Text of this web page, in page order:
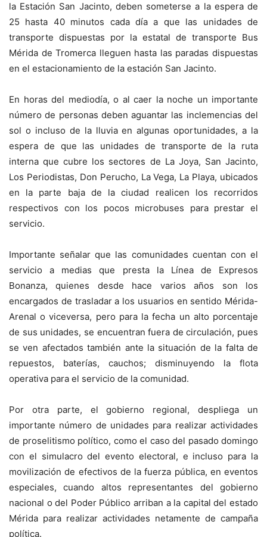
la Estación San Jacinto, deben someterse a la espera de
25 hasta 40 minutos cada día a que las unidades de
transporte dispuestas por la estatal de transporte Bus
Mérida de Tromerca lleguen hasta las paradas dispuestas
en el estacionamiento de la estación San Jacinto.
En horas del mediodía, o al caer la noche un importante
número de personas deben aguantar las inclemencias del
sol o incluso de la lluvia en algunas oportunidades, a la
espera de que las unidades de transporte de la ruta
interna que cubre los sectores de La Joya, San Jacinto,
Los Periodistas, Don Perucho, La Vega, La Playa, ubicados
en la parte baja de la ciudad realicen los recorridos
respectivos con los pocos microbuses para prestar el
servicio.
Importante señalar que las comunidades cuentan con el
servicio a medias que presta la Línea de Expresos
Bonanza, quienes desde hace varios años son los
encargados de trasladar a los usuarios en sentido Mérida-
Arenal o viceversa, pero para la fecha un alto porcentaje
de sus unidades, se encuentran fuera de circulación, pues
se ven afectados también ante la situación de la falta de
repuestos, baterías, cauchos; disminuyendo la flota
operativa para el servicio de la comunidad.
Por otra parte, el gobierno regional, despliega un
importante número de unidades para realizar actividades
de proselitismo político, como el caso del pasado domingo
con el simulacro del evento electoral, e incluso para la
movilización de efectivos de la fuerza pública, en eventos
especiales, cuando altos representantes del gobierno
nacional o del Poder Público arriban a la capital del estado
Mérida para realizar actividades netamente de campaña
política.